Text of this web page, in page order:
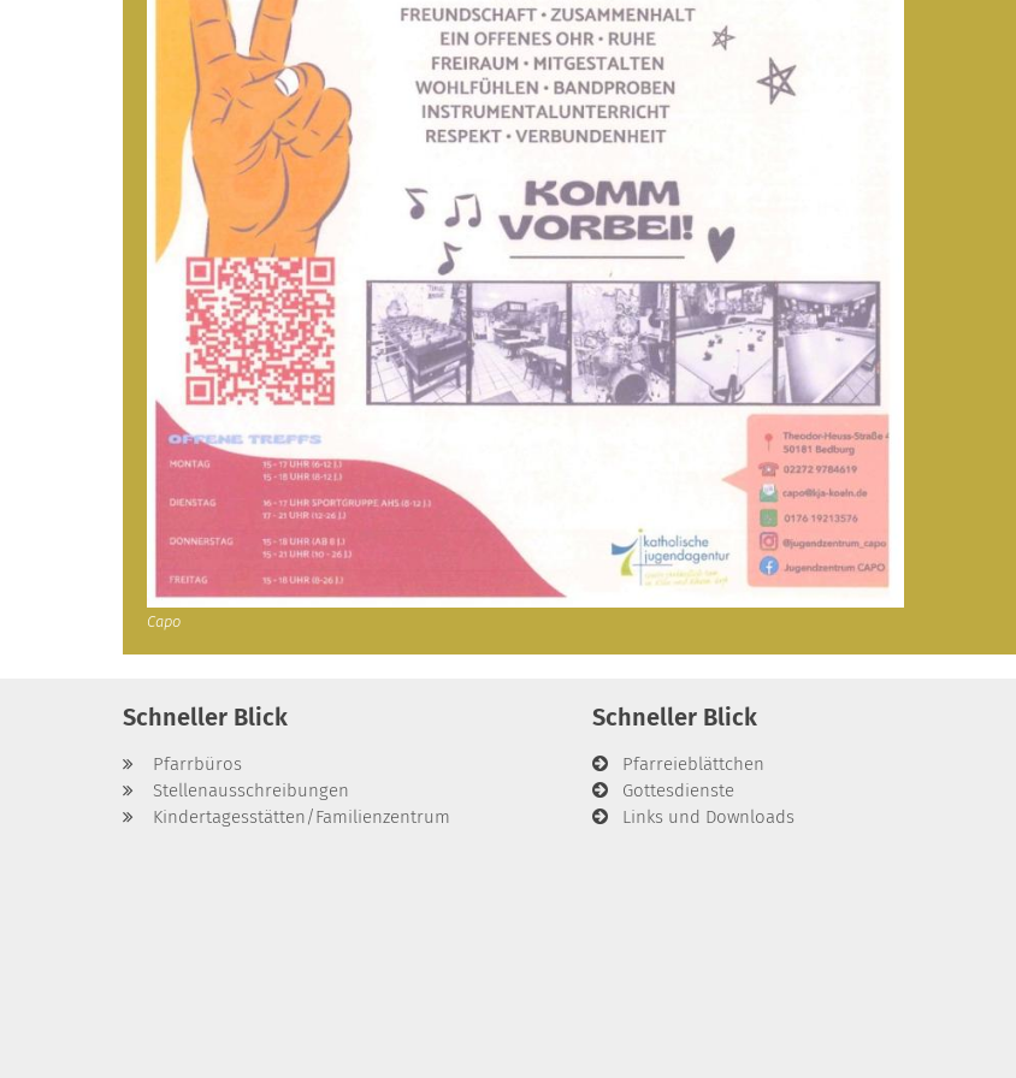
Capo
Schneller Blick
Pfarrbüros
Stellenausschreibungen
Kindertagesstätten/Familienzentrum
Schneller Blick
Pfarreieblättchen
Gottesdienste
Links und Downloads